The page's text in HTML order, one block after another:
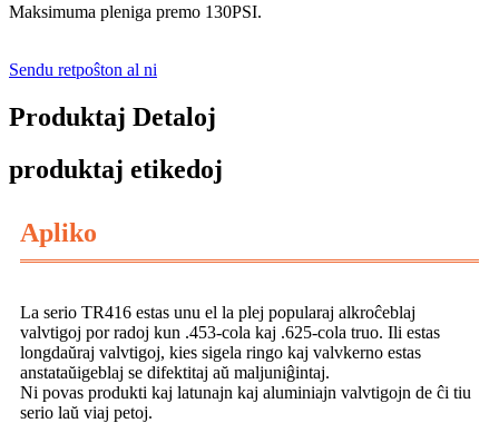
Maksimuma pleniga premo 130PSI.
Sendu retpoŝton al ni
Produktaj Detaloj
produktaj etikedoj
Apliko
La serio TR416 estas unu el la plej popularaj alkroĉeblaj
valvtigoj por radoj kun .453-cola kaj .625-cola truo. Ili estas
longdaŭraj valvtigoj, kies sigela ringo kaj valvkerno estas
anstataŭigeblaj se difektitaj aŭ maljuniĝintaj.
Ni povas produkti kaj latunajn kaj aluminiajn valvtigojn de ĉi tiu
serio laŭ viaj petoj.